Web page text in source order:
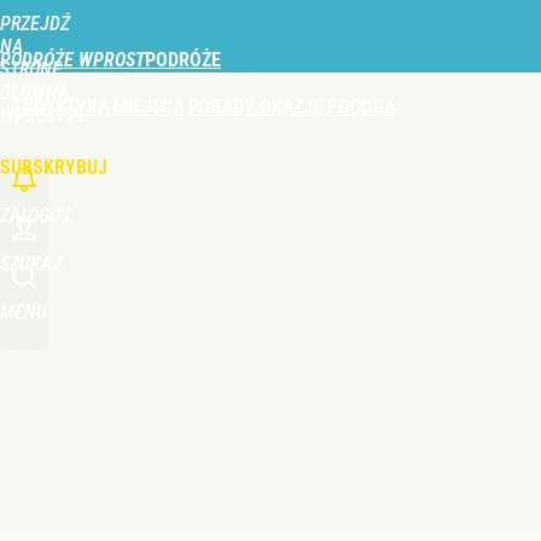
PRZEJDŹ
NA
STRONĘ
PODRÓŻE WPROST
SUBSKRYBUJ